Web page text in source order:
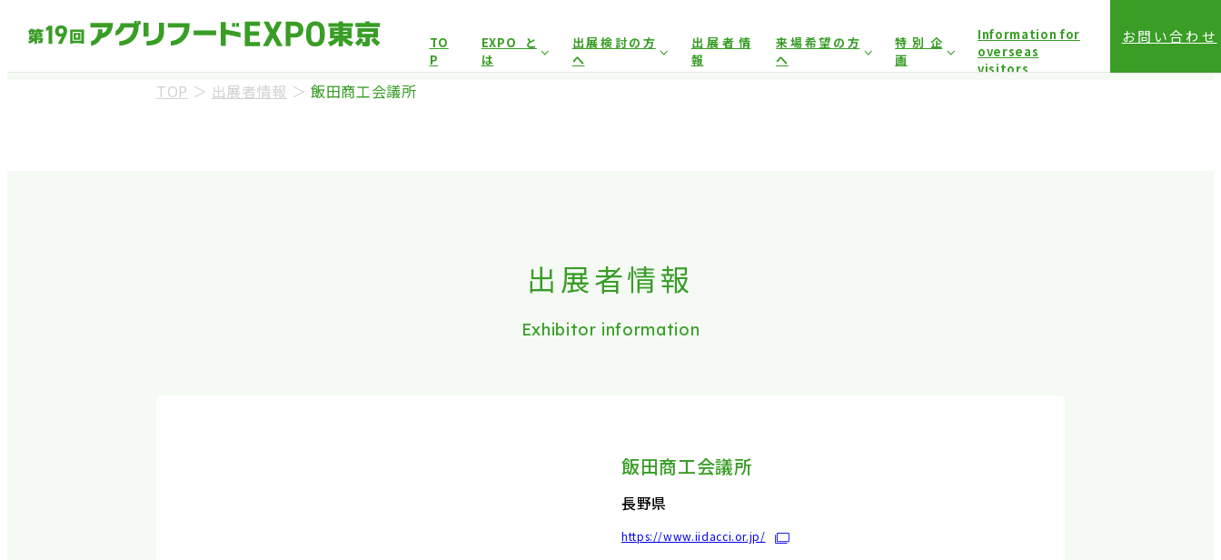
TO
P
EXPOと
は
出展検討の方
へ
出展者情
報
来場希望の方
へ
特別企
画
Information for
overseas
visitors
お問い合わせ
展示会場への入場には来場登録が必要です。
TOP ＞ 出展者情報 ＞ 飯田商工会議所
出展者情報
Exhibitor information
飯田商工会議所
長野県
https://www.iidacci.or.jp/